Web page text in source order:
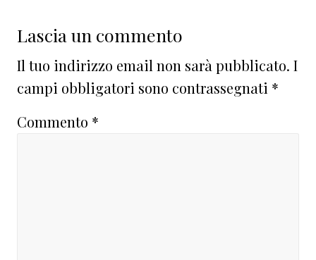
Lascia un commento
Il tuo indirizzo email non sarà pubblicato. I
campi obbligatori sono contrassegnati *
Commento *